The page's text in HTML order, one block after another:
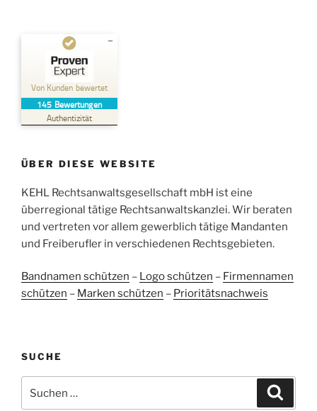
Von Kunden bewertet
145 Bewertungen
Authentizität
Kundenbewertungen und Erfahrungen zu
Kehl Rechtsanwaltsgesellschaft mbH
SEHR GUT
Bewertungen auf
ProvenExpert.com
Bewertungen von
2
anderen Quellen
Blick aufs ProvenExpert-Profil werfen
ÜBER DIESE WEBSITE
KEHL Rechtsanwaltsgesellschaft mbH ist eine
überregional tätige Rechtsanwaltskanzlei. Wir beraten
und vertreten vor allem gewerblich tätige Mandanten
und Freiberufler in verschiedenen Rechtsgebieten.
Bandnamen schützen – Logo schützen – Firmennamen
schützen – Marken schützen – Prioritätsnachweis
SUCHE
nach: